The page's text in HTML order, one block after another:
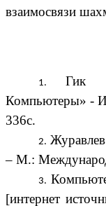
взаимосвязи
Гик
Компьютеры» -
336с.
– М.:
[интернет